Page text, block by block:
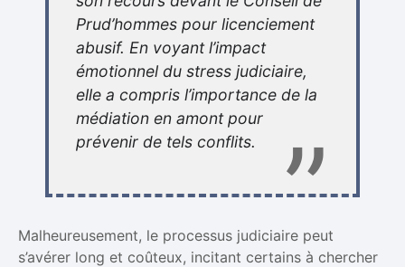
Prud’hommes pour licenciement
abusif. En voyant l’impact
émotionnel du stress judiciaire,
elle a compris l’importance de la
médiation en amont pour
prévenir de tels conflits.
Malheureusement, le processus judiciaire peut
s’avérer long et coûteux, incitant certains à chercher